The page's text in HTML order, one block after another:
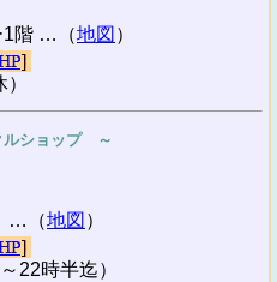
1階 …（地図 ）
ショップ ～
…（地図 ）
22時半迄）